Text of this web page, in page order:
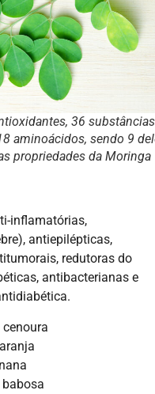
36 substâncias
aminoácidos, sendo 9
propriedades da Moringa
inflamatórias,
antiepilépticas,
redutoras do
antibacterianas e